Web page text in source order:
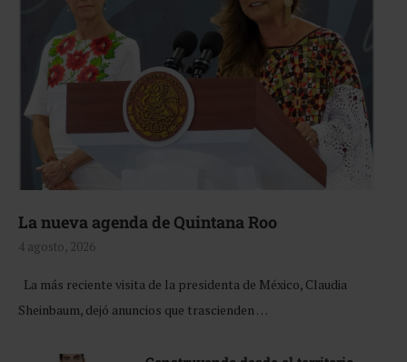
La nueva agenda de Quintana Roo
4 agosto, 2026
La más reciente visita de la presidenta de México, Claudia
Sheinbaum, dejó anuncios que trascienden …